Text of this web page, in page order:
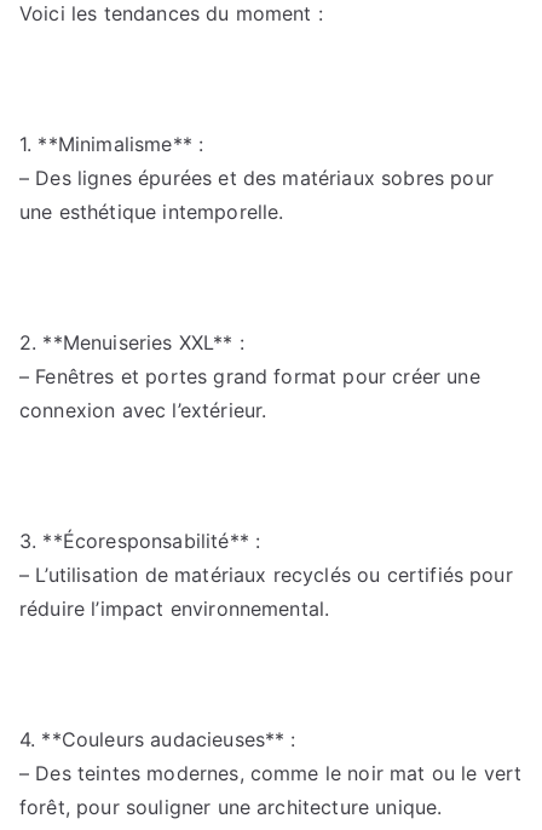
Voici les tendances du moment :
1. **Minimalisme** :
– Des lignes épurées et des matériaux sobres pour
une esthétique intemporelle.
2. **Menuiseries XXL** :
– Fenêtres et portes grand format pour créer une
connexion avec l’extérieur.
3. **Écoresponsabilité** :
– L’utilisation de matériaux recyclés ou certifiés pour
réduire l’impact environnemental.
4. **Couleurs audacieuses** :
– Des teintes modernes, comme le noir mat ou le vert
forêt, pour souligner une architecture unique.